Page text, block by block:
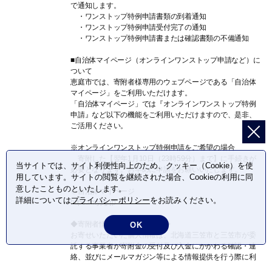
で通知します。
・ワンストップ特例申請書類の到着通知
・ワンストップ特例申請受付完了の通知
・ワンストップ特例申請書または確認書類の不備通知
■自治体マイページ（オンラインワンストップ申請など）に
ついて
恵庭市では、寄附者様専用のウェブページである「自治体
マイページ」をご利用いただけます。
「自治体マイページ」では『オンラインワンストップ特例
申請』など以下の機能をご利用いただけますので、是非、
ご活用ください。
※オンラインワンストップ特例申請をご希望の場合
寄附した【翌年1月10日（23時59分）まで】に手続きが
必要となります。お早めに申請をお願いいたします。
◇自治体マイページ
https://mypg.jp
◆寄附者情報の取扱について◆
お寄せいただいた個人情報は、北海道三笠市と三笠市が委
託する事業者が寄附金の受付及び入金にかかわる確認・連
絡、並びにメールマガジン等による情報提供を行う際に利
当サイトでは、サイト利便性向上のため、クッキー（Cookie）を使
用しています。サイトの閲覧を継続された場合、Cookieの利用に同
意したことものといたします。
詳細についてはプライバシーポリシーをお読みください。
OK